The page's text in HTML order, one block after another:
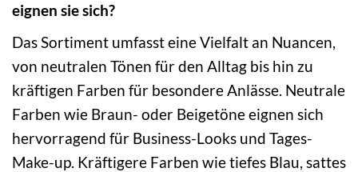
eignen sie sich?
Das Sortiment umfasst eine Vielfalt an Nuancen,
von neutralen Tönen für den Alltag bis hin zu
kräftigen Farben für besondere Anlässe. Neutrale
Farben wie Braun- oder Beigetöne eignen sich
hervorragend für Business-Looks und Tages-
Make-up. Kräftigere Farben wie tiefes Blau, sattes